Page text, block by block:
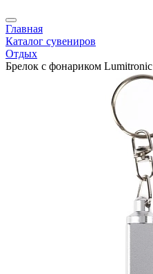
Главная
Каталог сувениров
Отдых
Брелок с фонариком Lumitronic